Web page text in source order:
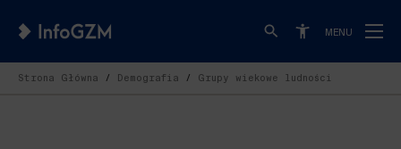
MENU
Strona Główna Demografia Grupy wiekowe ludności